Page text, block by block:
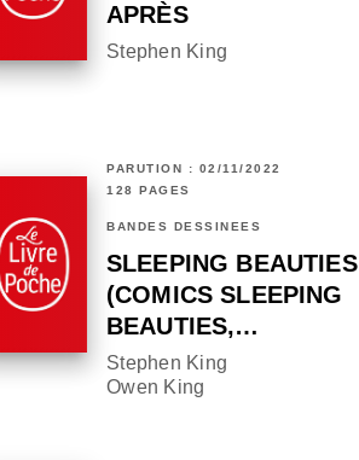
APRÈS
Stephen King
PARUTION : 02/11/2022
128 PAGES
BANDES DESSINÉES
SLEEPING BEAUTIES
(COMICS SLEEPING
BEAUTIES,…
Stephen King
Owen King